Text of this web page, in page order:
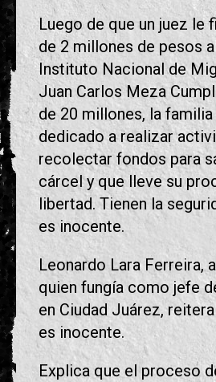
Luego de que un juez le
de 2 millones de pesos
Instituto Nacional de
Juan Carlos Meza
de 20 millones, la familia
dedicado a realizar
recolectar fondos para
cárcel y que lleve su
libertad. Tienen la
es inocente.
Leonardo Lara Ferreira,
quien fungía como jefe
en Ciudad Juárez,
es inocente.
Explica que el proceso